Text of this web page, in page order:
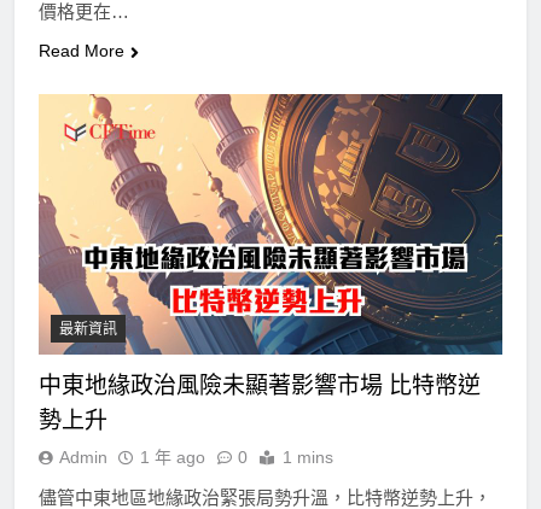
價格更在…
Read More
最新資訊
中東地緣政治風險未顯著影響市場 比特幣逆
勢上升
Admin 1 年 ago 0 1 mins
儘管中東地區地緣政治緊張局勢升溫，比特幣逆勢上升，